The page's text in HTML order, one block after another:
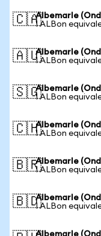
🇨🇦Albemarle
1 ALBon
🇦🇺Albemarle
1 ALBon
🇸🇬Albemarle
1 ALBon
🇨🇭Albemarle
1 ALBon
🇧🇷Albemarle
1 ALBon
🇧🇩Albemarle
1 ALBon
Albemarle